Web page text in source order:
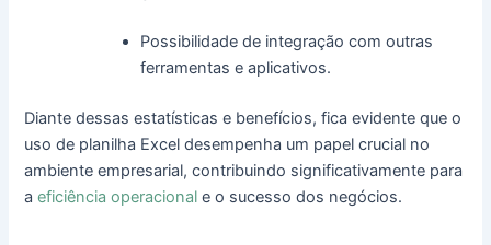
Possibilidade de integração com outras
ferramentas e aplicativos.
Diante dessas estatísticas e benefícios, fica evidente que o
uso de planilha Excel desempenha um papel crucial no
ambiente empresarial, contribuindo significativamente para
aeficiência operacional e o sucesso dos negócios.